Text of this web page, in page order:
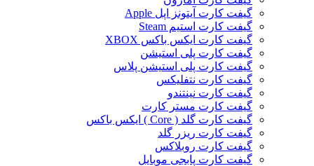
گیفت کارت آیتونز اپل Apple
گیفت کارت استیم Steam
گیفت کارت ایکس باکس XBOX
گیفت کارت پلی استیشن
گیفت کارت پلی استیشن پلاس
گیفت کارت نتفلیکس
گیفت کارت نینتندو
گیفت کارت مستر کارت
گیفت کارت گلد ( Core ) ایکس باکس
گیفت کارت ریزر گلد
گیفت کارت روبلاکس
گیفت کارت پابجی موبایل